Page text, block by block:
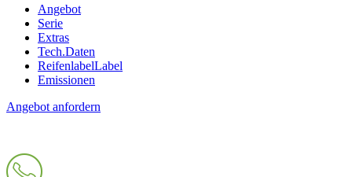
Angebot
Serie
Extras
Tech.Daten
ReifenlabelLabel
Emissionen
Angebot anfordern